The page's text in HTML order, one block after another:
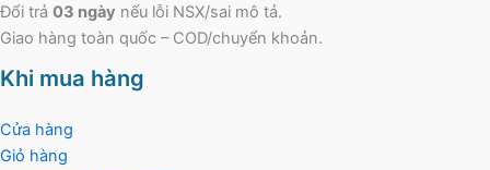
Đổi trả 03 ngày nếu lỗi NSX/sai mô tả.
Giao hàng toàn quốc – COD/chuyển khoản.
Khi mua hàng
Cửa hàng
Giỏ hàng